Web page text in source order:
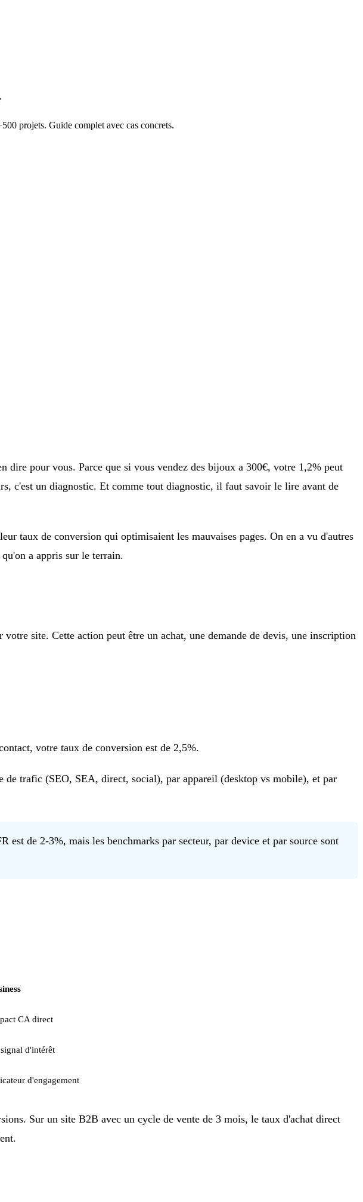
projets. Guide complet avec cas concrets.
pour vous. Parce que si vous vendez des bijoux a 300€, votre 1,2% peut
c'est un diagnostic. Et comme tout diagnostic, il faut savoir le lire avant de
taux de conversion qui optimisaient les mauvaises pages. On en a vu d'autres
a appris sur le terrain.
site. Cette action peut être un achat, une demande de devis, une inscription
votre taux de conversion est de 2,5%.
trafic (SEO, SEA, direct, social), par appareil (desktop vs mobile), et par
de 2-3%, mais les benchmarks par secteur, par device et par source sont
CA direct
d'intérêt
d'engagement
Sur un site B2B avec un cycle de vente de 3 mois, le taux d'achat direct